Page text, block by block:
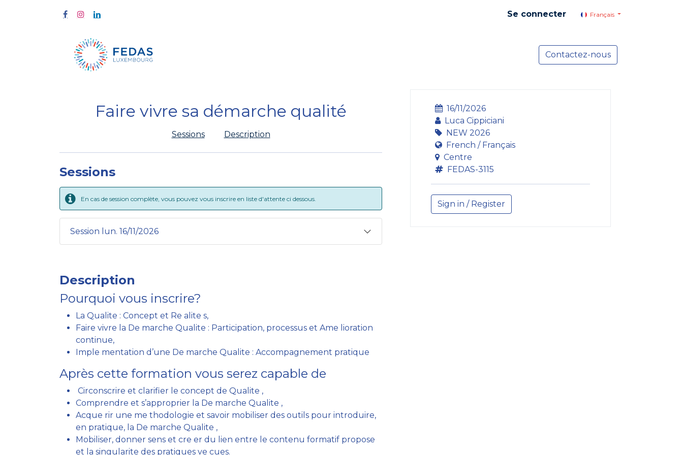
Se connecter Français
Actualités
Contactez-nous
Faire vivre sa démarche qualité
Sessions Description
Sessions
En cas de session complète, vous pouvez vous inscrire en liste d'attente ci dessous.
Session lun. 16/11/2026
Description
Pourquoi vous inscrire?
La Qualite : Concept et Re alite s,
Faire vivre la De marche Qualite : Participation, processus et Ame lioration
continue,
Imple mentation d’une De marche Qualite : Accompagnement pratique
Après cette formation vous serez capable de
Circonscrire et clarifier le concept de Qualite ,
Comprendre et s’approprier la De marche Qualite ,
Acque rir une me thodologie et savoir mobiliser des outils pour introduire,
en pratique, la De marche Qualite ,
Mobiliser, donner sens et cre er du lien entre le contenu formatif propose
et la singularite des pratiques ve cues.
16/11/2026
Luca Cippiciani
NEW 2026
French / Français
Centre
FEDAS-3115
Sign in / Register